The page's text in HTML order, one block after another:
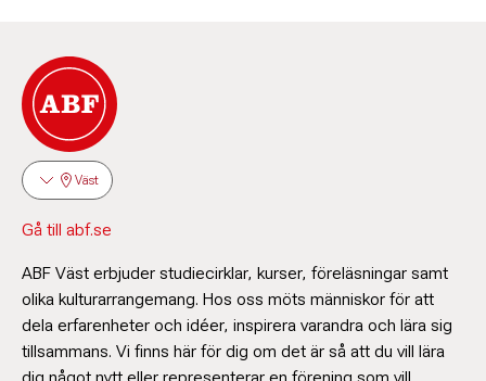
Väst
Gå till abf.se
ABF Väst erbjuder studiecirklar, kurser, föreläsningar samt
olika kulturarrangemang. Hos oss möts människor för att
dela erfarenheter och idéer, inspirera varandra och lära sig
tillsammans. Vi finns här för dig om det är så att du vill lära